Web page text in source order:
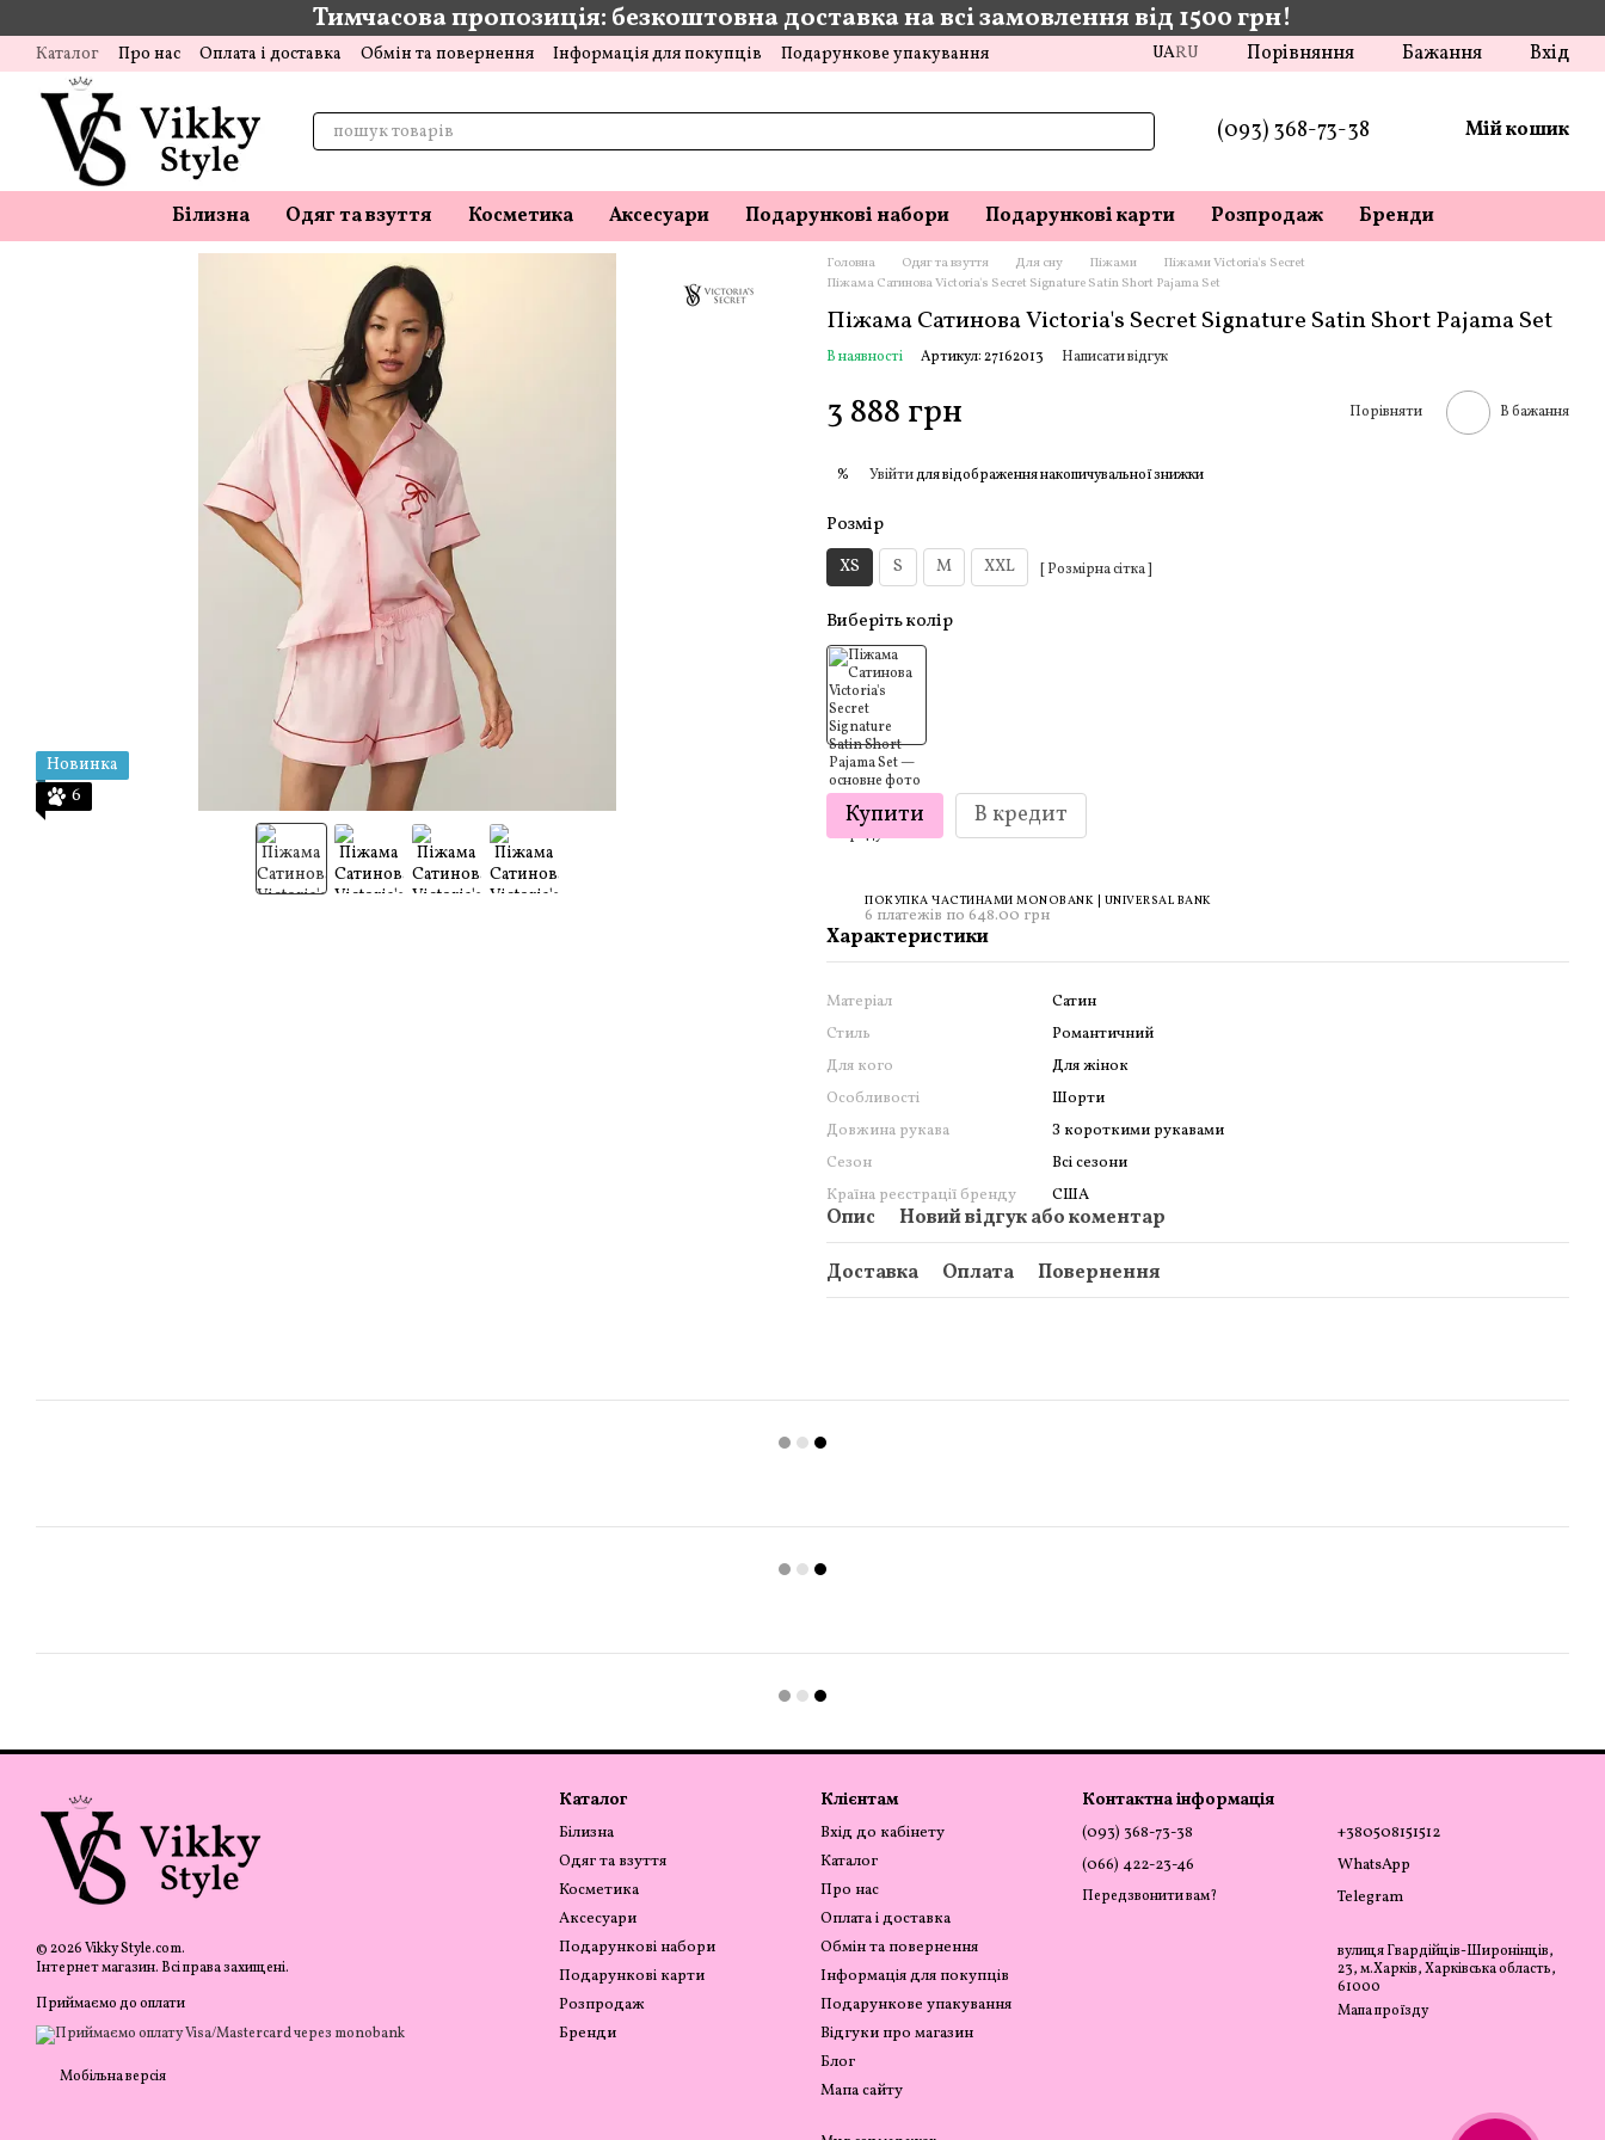
Тимчасова пропозиція: безкоштовна доставка на всі замовлення від 1500 грн!
Каталог Про нас Оплата і доставка Обмін та повернення Інформація для покупців
Подарункове упакування
Відгуки про магазин
Блог
UARU Порівняння Бажання Вхід
(093) 368-73-38 Мій кошик
Білизна Одяг та взуття Косметика Аксесуари Подарункові набори Подарункові карти Розпродаж Бренди
Новинка
6
Головна Одяг та взуття Для сну Піжами
Піжами Victoria's Secret
Піжама Сатинова Victoria's Secret Signature Satin Short Pajama Set
Піжама Сатинова Victoria's Secret Signature Satin Short Pajama Set
В наявності Артикул: 27162013 Написати відгук
3 888 грн Порівняти В бажання
% Увійтидля відображення накопичувальної знижки
Розмір
XS S M XXL [ Розмірна сітка ]
Виберіть колір
Купити В кредит
ПОКУПКА ЧАСТИНАМИ MONOBANK | UNIVERSAL BANK
6 платежів по 648.00 грн
Характеристики
Матеріал
Сатин
Стиль
Романтичний
Для кого
Для жінок
Особливості
Шорти
Довжина рукава
З короткими рукавами
Сезон
Всі сезони
Країна реєстрації бренду
США
Опис Новий відгук або коментар
Доставка Оплата Повернення
© 2026 Vikky Style.com.
Інтернет магазин. Всі права захищені.
Приймаємо до оплати
Мобільна версія
Каталог
Білизна
Одяг та взуття
Косметика
Аксесуари
Подарункові набори
Подарункові карти
Розпродаж
Бренди
Клієнтам
Вхід до кабінету
Каталог
Про нас
Оплата і доставка
Обмін та повернення
Інформація для покупців
Подарункове упакування
Відгуки про магазин
Блог
Мапа сайту
Контактна інформація
(093) 368-73-38
(066) 422-23-46
Передзвонити вам?
+380508151512
WhatsApp
Telegram
вулиця Гвардійців-Широнінців,
23, м.Харків, Харківська область,
61000
Мапа проїзду